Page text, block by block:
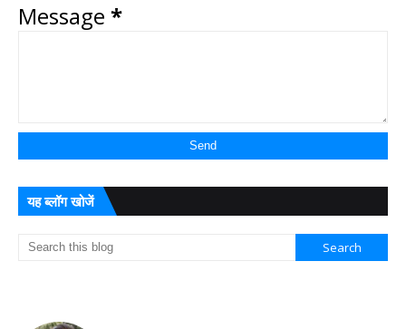
Message *
यह ब्लॉग खोजें